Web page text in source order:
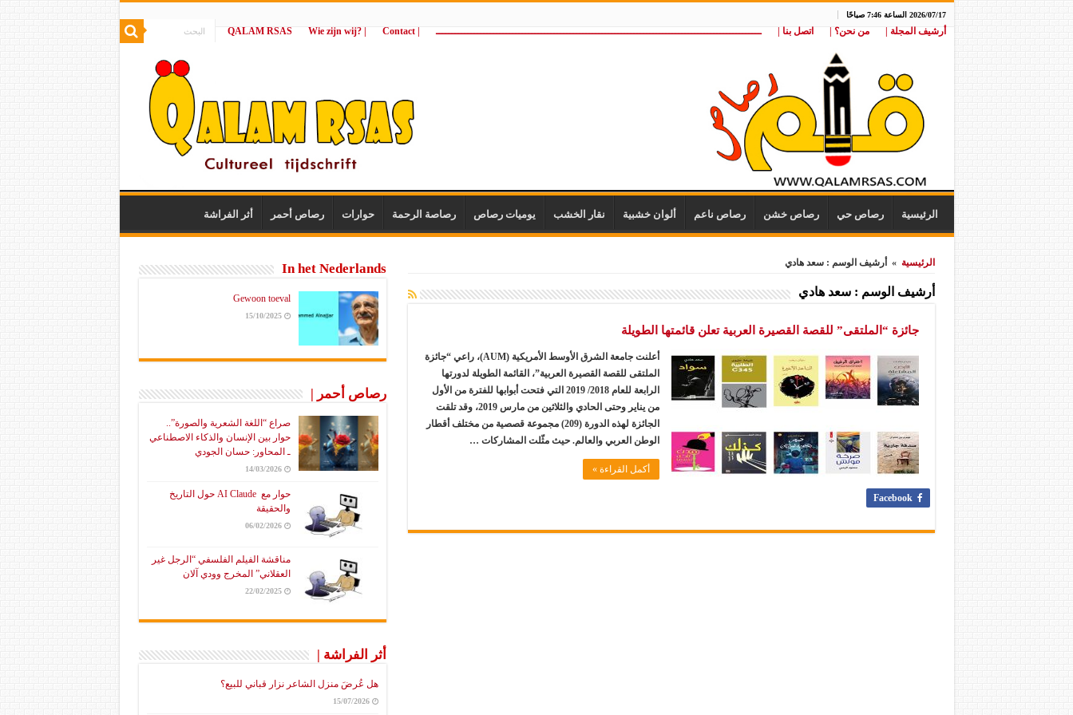
2026/07/17 الساعة 7:46 صباحًا
أرشيف المجلة | من نحن؟ | اتصل بنا | ــــــــــــــــــــــــــــــــــــــــــــــــــــــــــــــــــــــــــــــــــــــــــــــــــــــ | Contact
| ?Wie zijn wij
QALAM RSAS
الرئيسية رصاص حي رصاص خشن رصاص ناعم ألوان خشبية نقار الخشب يوميات رصاص رصاصة الرحمة حوارات رصاص أحمر أثر الفراشة
الرئيسية » أرشيف الوسم : سعد هادي
أرشيف الوسم :سعد هادي
جائزة “الملتقى” للقصة القصيرة العربية تعلن قائمتها الطويلة
أعلنت جامعة الشرق الأوسط الأمريكية (AUM)، راعي “جائزة
الملتقى للقصة القصيرة العربية”، القائمة الطويلة لدورتها
الرابعة للعام 2018/ 2019 التي فتحت أبوابها للفترة من الأول
من يناير وحتى الحادي والثلاثين من مارس 2019، وقد تلقت
الجائزة لهذه الدورة (209) مجموعة قصصية من مختلف أقطار
الوطن العربي والعالم. حيث مثّلت المشاركات …
أكمل القراءة »
Facebook
In het Nederlands
Gewoon toeval
15/10/2025
رصاص أحمر |
صراع “اللغة الشعرية والصورة”..
حوار بين الإنسان والذكاء الاصطناعي
ـ المحاور: حسان الجودي
14/03/2026
حوار مع AI Claude حول التاريخ
والحقيقة
06/02/2026
مناقشة الفيلم الفلسفي “الرجل غير
العقلاني” المخرج وودي آلان
22/02/2025
أثر الفراشة |
هل عُرضَ منزل الشاعر نزار قباني للبيع؟
15/07/2026